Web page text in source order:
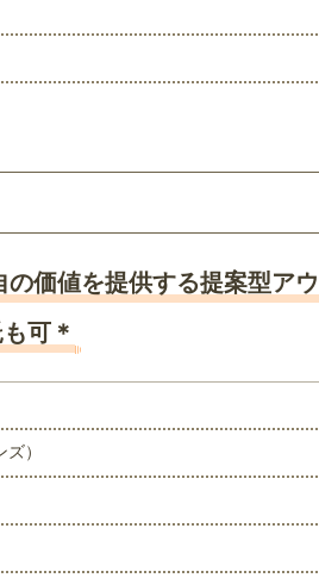
の価値を提供する提案型ア
可＊
）